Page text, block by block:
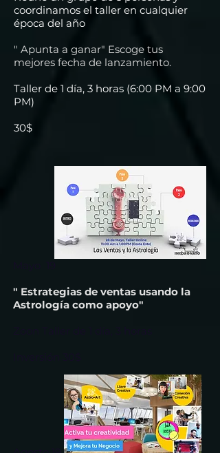
coordinamos el taller en cualquier
época del año
" Apunta a ganar" Escoge tus
mejores fecha de lanzamiento.
Taller de 1 día, 3 horas (6:00 PM a 9:00
PM)
30$
" Estrategias de ventas usando la
Astrología como apoyo"